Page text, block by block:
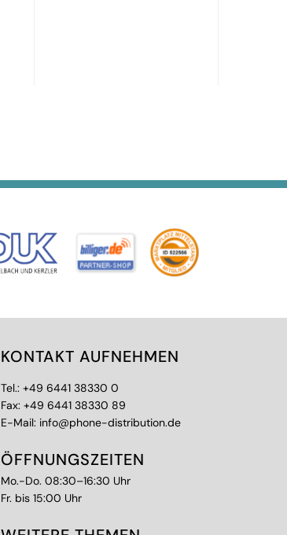
KONTAKT AUFNEHMEN
Tel.: +49 6441 38330 0
Fax: +49 6441 38330 89
E-Mail: info@phone-distribution.de
ÖFFNUNGSZEITEN
Mo.-Do. 08:30–16:30 Uhr
Fr. bis 15:00 Uhr